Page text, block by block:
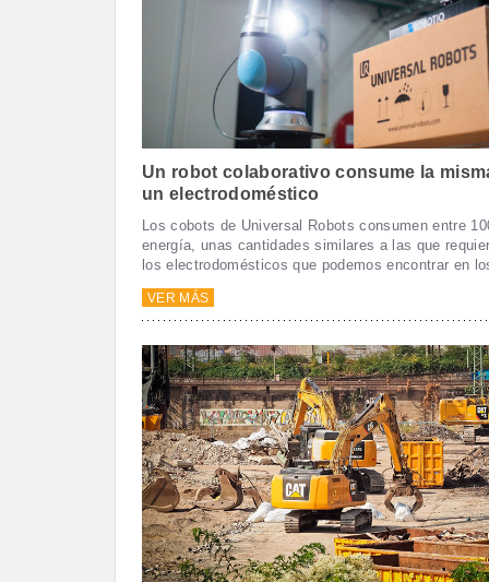
Un robot colaborativo consume la
un electrodoméstico
Los cobots de Universal Robots consumen entre
energía, unas cantidades similares a las que
los electrodomésticos que podemos encontrar en
VER MÁS